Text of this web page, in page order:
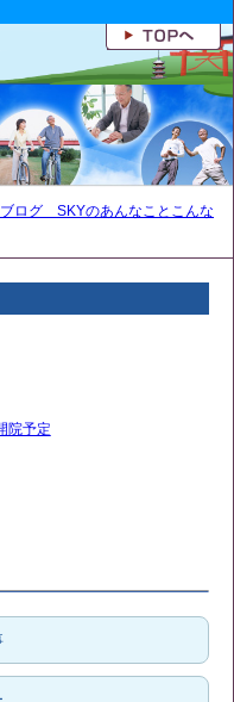
ログ SKYのあんなことこんな
院予定